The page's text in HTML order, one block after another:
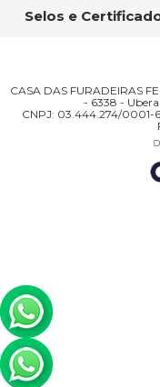
Selos e
CASA DAS FURADEIRAS
- 6338 -
CNPJ: 03.444.274/0001-